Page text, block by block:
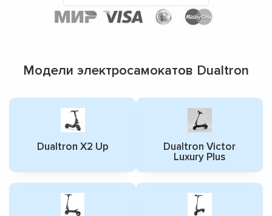
Модели электросамокатов Dualtron
Dualtron X2 Up
Dualtron Victor
Luxury Plus